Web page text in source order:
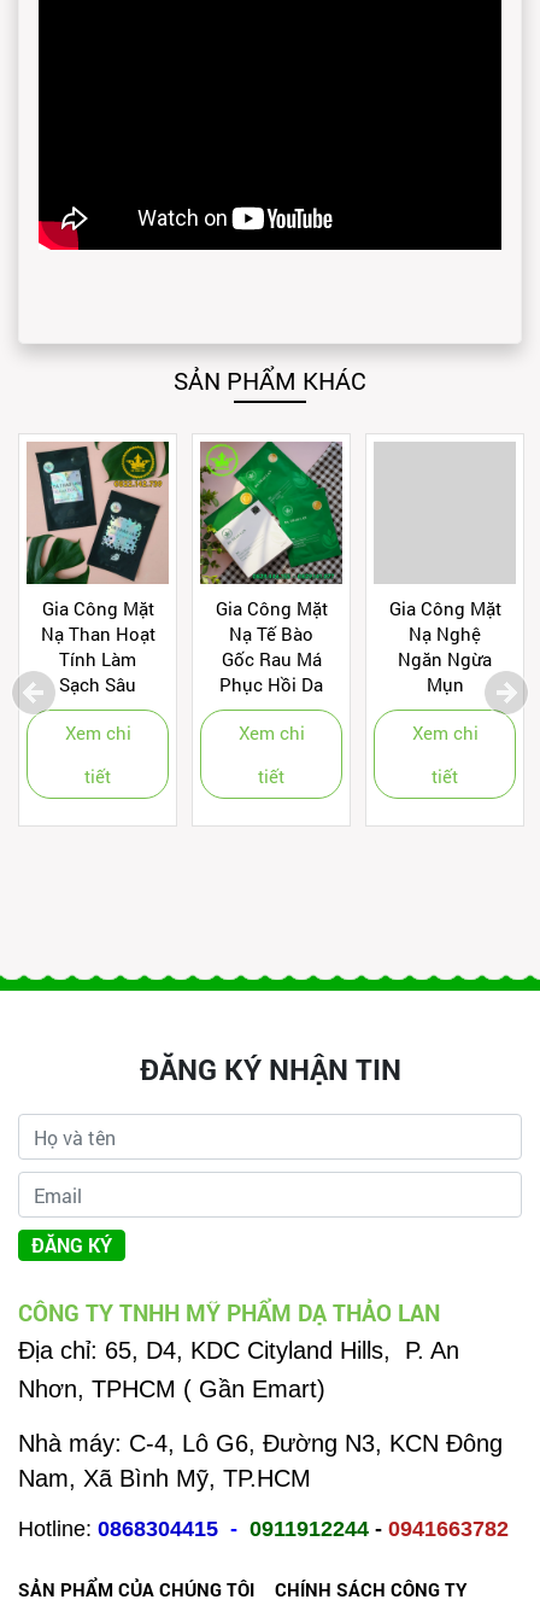
SẢN PHẨM KHÁC
Gia Công Mặt
Nạ Than Hoạt
Tính Làm
Sạch Sâu
Xem chi
tiết
Gia Công Mặt
Nạ Tế Bào
Gốc Rau Má
Phục Hồi Da
Xem chi
tiết
Gia Công Mặt
Nạ Nghệ
Ngăn Ngừa
Mụn
Xem chi
tiết
ĐĂNG KÝ NHẬN TIN
ĐĂNG KÝ
CÔNG TY TNHH MỸ PHẨM DẠ THẢO LAN
Địa chỉ: 65, D4, KDC Cityland Hills, P. An
Nhơn, TPHCM ( Gần Emart)
Nhà máy: C-4, Lô G6, Đường N3, KCN Đông
Nam, Xã Bình Mỹ, TP.HCM
Hotline: 0868304415 - 0911912244 - 0941663782
SẢN PHẨM CỦA CHÚNG TÔI CHÍNH SÁCH CÔNG TY